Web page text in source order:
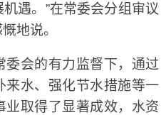
遇。”在常委会分组审议
地说。
会的有力监督下，通过
来水、强化节水措施等一
业取得了显著成效，水资